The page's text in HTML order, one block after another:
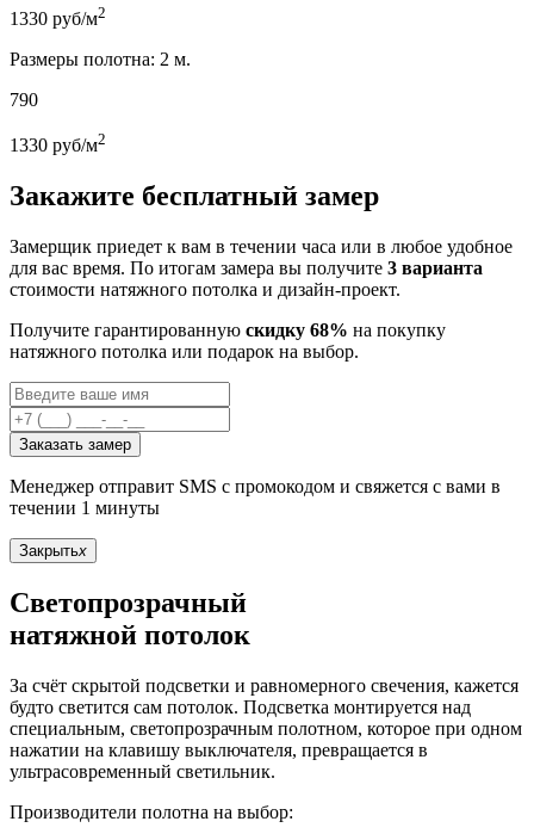
1330 руб/м2
Размеры полотна: 2 м.
790
1330 руб/м2
Закажите бесплатный замер
Замерщик приедет к вам в течении часа или в любое удобное
для вас время. По итогам замера вы получите 3 варианта
стоимости натяжного потолка и дизайн-проект.
Получите гарантированную скидку 68% на покупку
натяжного потолка или подарок на выбор.
Заказать замер
Менеджер отправит SMS с промокодом и свяжется с вами в
течении 1 минуты
Закрытьx
Светопрозрачный
натяжной потолок
За счёт скрытой подсветки и равномерного свечения, кажется
будто светится сам потолок. Подсветка монтируется над
специальным, светопрозрачным полотном, которое при одном
нажатии на клавишу выключателя, превращается в
ультрасовременный светильник.
Производители полотна на выбор: